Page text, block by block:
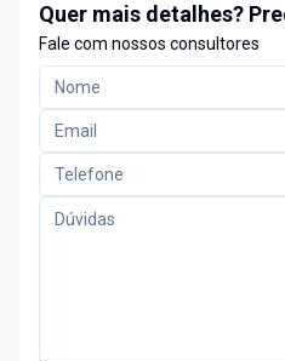
Quer mais detalhes?
Fale com nossos consultores